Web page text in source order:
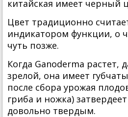
китайская имеет черный
Цвет традиционно
индикатором функции, о
чуть позже.
Когда Ganoderma растет,
зрелой, она имеет
после сбора урожая
гриба и ножка)
довольно твердым.